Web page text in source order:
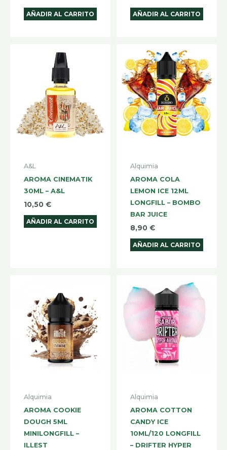
AÑADIR AL CARRITO AÑADIR AL CARRITO
A&L
AROMA CINEMATIK
30ML – A&L
10,50 €
AÑADIR AL CARRITO
Alquimia
AROMA COLA
LEMON ICE 12ML
LONGFILL – BOMBO
BAR JUICE
8,90 €
AÑADIR AL CARRITO
Alquimia
AROMA COOKIE
DOUGH 5ML
MINILONGFILL –
ILLEST
Alquimia
AROMA COTTON
CANDY ICE
10ML/120 LONGFILL
– DRIFTER HYPER